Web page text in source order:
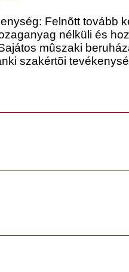
Felnõtt tovább
nélküli és
mûszaki
szakértõi